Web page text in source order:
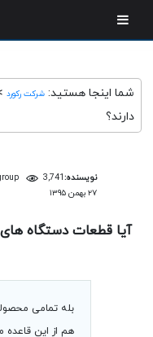
شما اینجا هستید: شرکت رکورد
دارند؟
نویسنده:3,741 بازدید
۲۷ بهمن ۱۳۹۵
آیا قطعات دستگاه های
بله تمامی
هم از این قاعده